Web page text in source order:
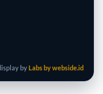
byLabs by webside.id